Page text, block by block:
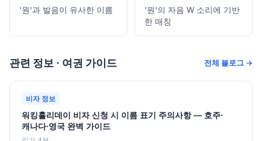
'원'과 발음이 유사한 이름
'원'의 자음 W 소리에 기반
한 매칭
관련 정보 · 여권 가이드 전체 블로그 →
비자 정보
워킹홀리데이 비자 신청 시 이름 표기 주의사항 — 호주·
캐나다·영국 완벽 가이드